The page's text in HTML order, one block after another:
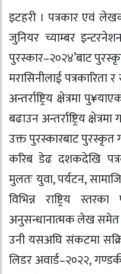
इटहरी । पत्रकार एवं
जुनियर च्याम्बर
पुरस्कार–२०२४’बाट
मरासिनीलाई पत्रकारिता
अन्तर्राष्ट्रिय क्षेत्रमा
बढाउन अन्तर्राष्ट्रिय
उक्त पुरस्कारबाट पुरस्कृत
करिब डेढ दशकदेखि
मुलतः युवा, पर्यटन,
विभिन्न राष्ट्रिय
अनुसन्धानात्मक लेख
उनी यसअघि संकटमा
लिडर अवार्ड–२०२२,